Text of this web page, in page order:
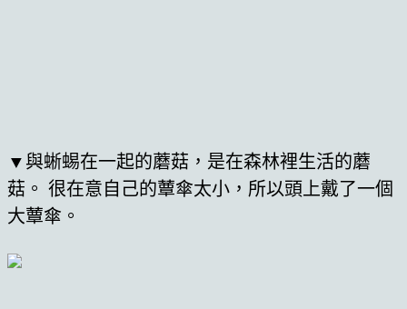
▼與蜥蜴在一起的蘑菇，是在森林裡生活的蘑
菇。 很在意自己的蕈傘太小，所以頭上戴了一個
大蕈傘。